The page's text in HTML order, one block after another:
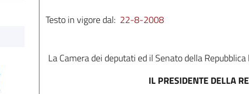
Testo in vigore dal: 22-8-2008
La Camera dei deputati ed il Senato della
IL PRESIDENTE DELLA